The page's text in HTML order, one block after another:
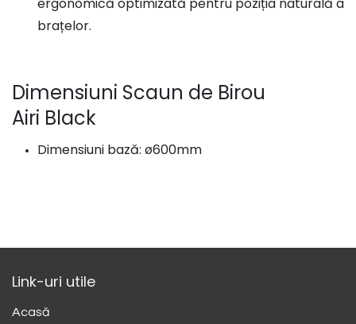
ergonomică optimizată pentru poziția naturală a
brațelor.
Dimensiuni Scaun de Birou
Airi Black
Dimensiuni bază: ø600mm
Link-uri utile
Acasă